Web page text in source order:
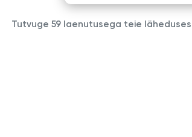
Tutvuge 59 laenutusega teie läheduses